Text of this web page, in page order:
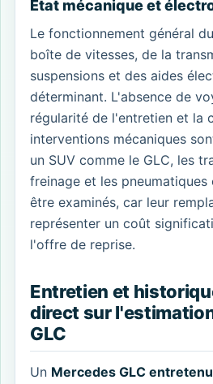
État mécanique et
Le fonctionnement général
boîte de vitesses, de la
suspensions et des aides
déterminant. L'absence de
régularité de l'entretien et la
interventions mécaniques
un SUV comme le GLC, les
freinage et les
être examinés, car leur
représenter un coût
l'offre de reprise.
Entretien et
direct sur
GLC
Un Mercedes GLC